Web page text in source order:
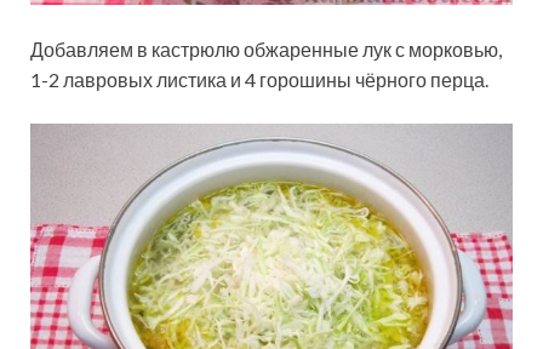
Добавляем в кастрюлю обжаренные лук с морковью,
1-2 лавровых листика и 4 горошины чёрного перца.